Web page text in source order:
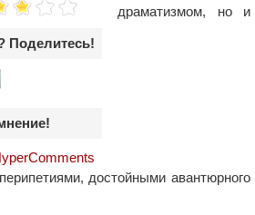
Поделитесь!
драматизмом, но и
достойными авантюрного